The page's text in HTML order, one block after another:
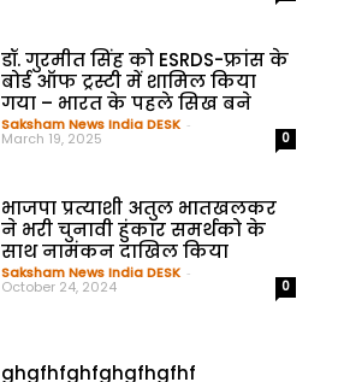
डॉ. गुरमीत सिंह को ESRDS-फ्रांस के
बोर्ड ऑफ ट्रस्टी में शामिल किया
गया – भारत के पहले सिख बने
Saksham News India DESK -
March 19, 2025 0
भाजपा प्रत्याशी अतुल भातखलकर
ने भरी चुनावी हुंकार समर्थको के
साथ नामंकन दाखिल किया
Saksham News India DESK -
October 24, 2024 0
ghgfhfghfghgfhgfhf